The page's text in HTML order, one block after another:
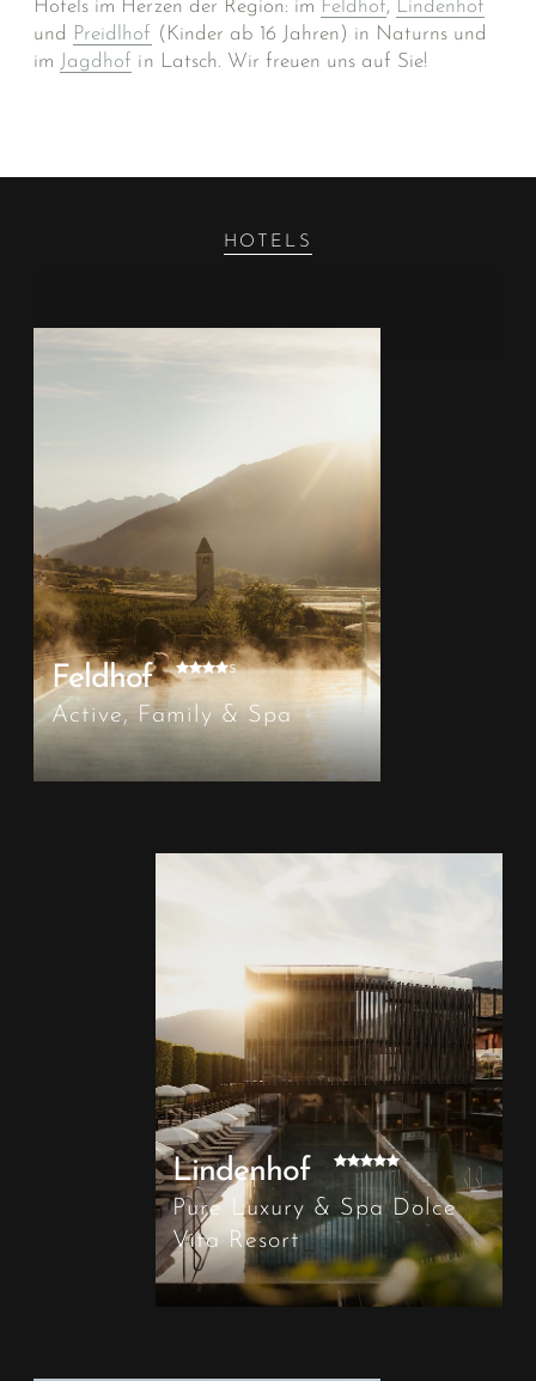
Hotels im Herzen der Region: im Feldhof, Lindenhof
und Preidlhof (Kinder ab 16 Jahren) in Naturns und
im Jagdhof in Latsch. Wir freuen uns auf Sie!
HOTELS
Feldhof s
Active, Family & Spa
Lindenhof
Pure Luxury & Spa Dolce
Vita Resort